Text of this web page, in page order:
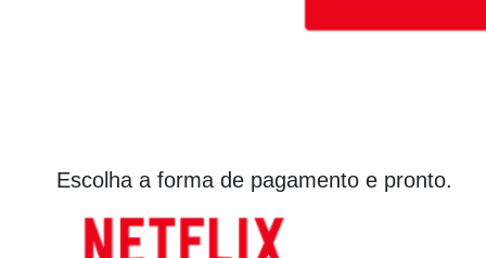
Escolha a forma de pagamento e pronto.